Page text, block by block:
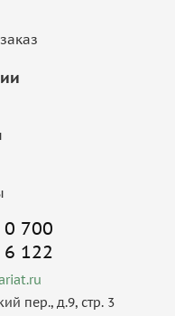
0 700
6 122
пер., д.9, стр. 3